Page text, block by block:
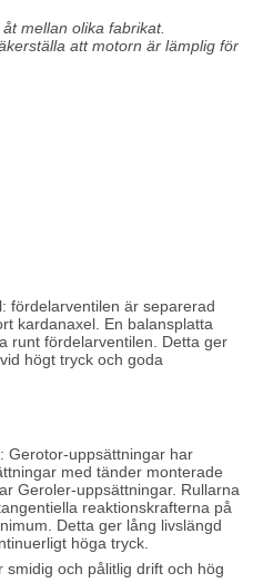
mellan olika fabrikat.
att motorn är lämplig för
fördelarventilen är separerad
kardanaxel. En balansplatta
runt fördelarventilen. Detta ger
högt tryck och goda
Gerotor-uppsättningar har
med tänder monterade
Geroler-uppsättningar. Rullarna
reaktionskrafterna på
Detta ger lång livslängd
höga tryck.
och pålitlig drift och hög